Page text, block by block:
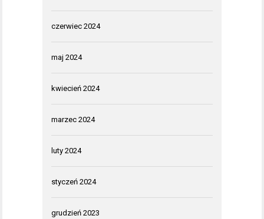
czerwiec 2024
maj 2024
kwiecień 2024
marzec 2024
luty 2024
styczeń 2024
grudzień 2023